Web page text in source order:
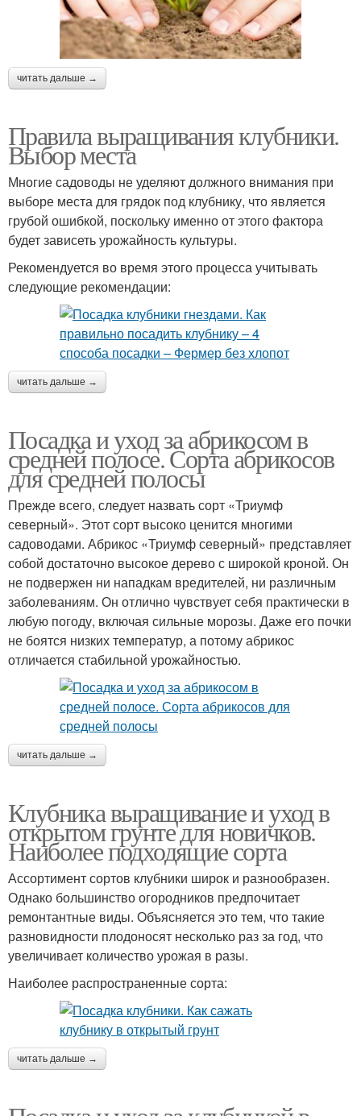
читать дальше →
Правила выращивания клубники.
Выбор места
Многие садоводы не уделяют должного внимания при
выборе места для грядок под клубнику, что является
грубой ошибкой, поскольку именно от этого фактора
будет зависеть урожайность культуры.
Рекомендуется во время этого процесса учитывать
следующие рекомендации:
читать дальше →
Посадка и уход за абрикосом в
средней полосе. Сорта абрикосов
для средней полосы
Прежде всего, следует назвать сорт «Триумф
северный». Этот сорт высоко ценится многими
садоводами. Абрикос «Триумф северный» представляет
собой достаточно высокое дерево с широкой кроной. Он
не подвержен ни нападкам вредителей, ни различным
заболеваниям. Он отлично чувствует себя практически в
любую погоду, включая сильные морозы. Даже его почки
не боятся низких температур, а потому абрикос
отличается стабильной урожайностью.
читать дальше →
Клубника выращивание и уход в
открытом грунте для новичков.
Наиболее подходящие сорта
Ассортимент сортов клубники широк и разнообразен.
Однако большинство огородников предпочитает
ремонтантные виды. Объясняется это тем, что такие
разновидности плодоносят несколько раз за год, что
увеличивает количество урожая в разы.
Наиболее распространенные сорта:
читать дальше →